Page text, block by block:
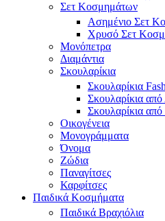
Σετ Κοσμημάτων
Ασημένιο Σετ
Χρυσό Σετ
Μονόπετρα
Διαμάντια
Σκουλαρίκια
Σκουλαρίκια
Σκουλαρίκια
Σκουλαρίκια
Οικογένεια
Μονογράμματα
Όνομα
Ζώδια
Παναγίτσες
Καρφίτσες
Παιδικά Κοσμήματα
Παιδικά Βραχιόλια